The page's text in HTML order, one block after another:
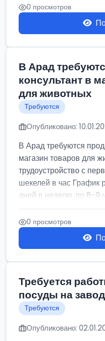
0 просмотров
В Арад
консультант в
для животных
Требуются
Опубликовано:
В Арад требуются
магазин товаров для
трудоустройство с
шекелей в час
дней в неделю. по 8-9
0 просмотров
Требуется
посуды на
Требуются
Опубликовано: